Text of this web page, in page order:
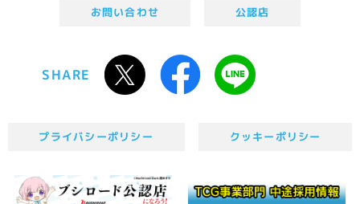
お問い合わせ 公認店
SHARE
プライバシーポリシー クッキーポリシー